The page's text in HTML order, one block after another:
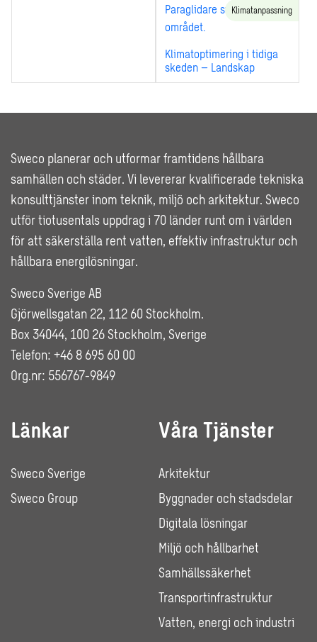
Klimatanpassning
Klimatoptimering i tidiga
skeden – Landskap
Sweco planerar och utformar framtidens hållbara
samhällen och städer. Vi levererar kvalificerade tekniska
konsulttjänster inom teknik, miljö och arkitektur. Sweco
utför tiotusentals uppdrag i 70 länder runt om i världen
för att säkerställa rent vatten, effektiv infrastruktur och
hållbara energilösningar.
Sweco Sverige AB
Gjörwellsgatan 22, 112 60 Stockholm.
Box 34044, 100 26 Stockholm, Sverige
Telefon: +46 8 695 60 00
Org.nr: 556767-9849
Länkar
Sweco Sverige
Sweco Group
Våra Tjänster
Arkitektur
Byggnader och stadsdelar
Digitala lösningar
Miljö och hållbarhet
Samhällssäkerhet
Transportinfrastruktur
Vatten, energi och industri